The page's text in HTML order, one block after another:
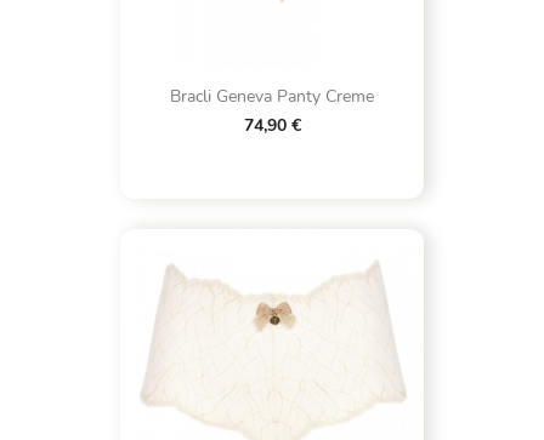
Bracli Geneva Panty Creme
74,90 €